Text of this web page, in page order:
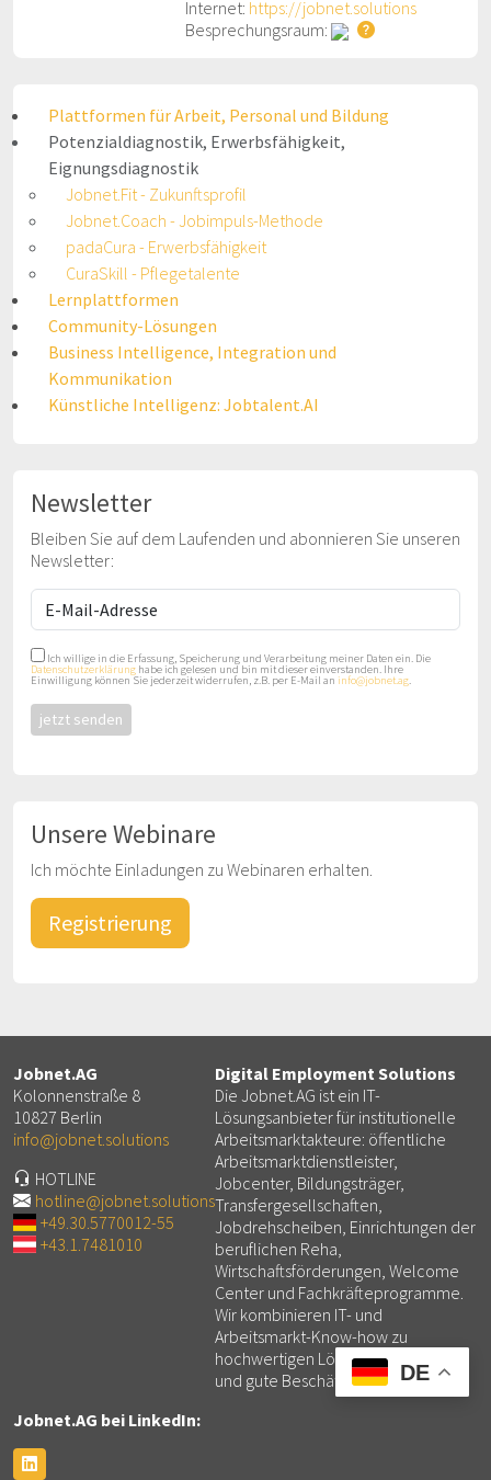
Internet: https://jobnet.solutions
Besprechungsraum:
Plattformen für Arbeit, Personal und Bildung
Potenzialdiagnostik, Erwerbsfähigkeit,
Eignungsdiagnostik
Jobnet.Fit - Zukunftsprofil
Jobnet.Coach - Jobimpuls-Methode
padaCura - Erwerbsfähigkeit
CuraSkill - Pflegetalente
Lernplattformen
Community-Lösungen
Business Intelligence, Integration und
Kommunikation
Künstliche Intelligenz: Jobtalent.AI
Newsletter
Bleiben Sie auf dem Laufenden und abonnieren Sie unseren
Newsletter:
Ich willige in die Erfassung, Speicherung und Verarbeitung meiner Daten ein. Die
Datenschutzerklärung habe ich gelesen und bin mit dieser einverstanden. Ihre
Einwilligung können Sie jederzeit widerrufen, z.B. per E-Mail an info@jobnet.ag.
Unsere Webinare
Ich möchte Einladungen zu Webinaren erhalten.
Registrierung
Jobnet.AG
Kolonnenstraße 8
10827 Berlin
info@jobnet.solutions
HOTLINE
hotline@jobnet.solutions
+49.30.5770012-55
+43.1.7481010
Digital Employment Solutions
Die Jobnet.AG ist ein IT-
Lösungsanbieter für institutionelle
Arbeitsmarktakteure: öffentliche
Arbeitsmarktdienstleister,
Jobcenter, Bildungsträger,
Transfergesellschaften,
Jobdrehscheiben, Einrichtungen der
beruflichen Reha,
Wirtschaftsförderungen, Welcome
Center und Fachkräfteprogramme.
Wir kombinieren IT- und
Arbeitsmarkt-Know-how zu
hochwertigen Lösungen für mehr
und gute Beschäftigung.
Jobnet.AG bei LinkedIn:
DE